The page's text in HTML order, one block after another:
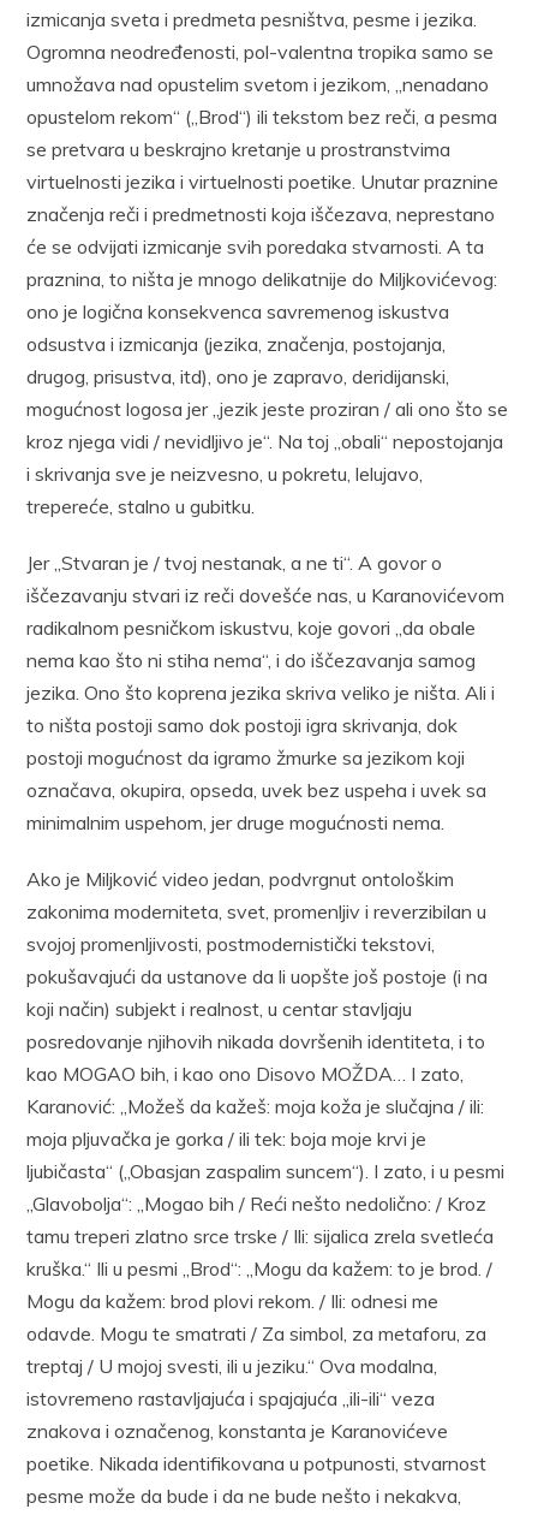
izmicanja sveta i predmeta pesništva, pesme i jezika.
Ogromna neodređenosti, pol-valentna tropika samo se
umnožava nad opustelim svetom i jezikom, „nenadano
opustelom rekom“ („Brod“) ili tekstom bez reči, a pesma
se pretvara u beskrajno kretanje u prostranstvima
virtuelnosti jezika i virtuelnosti poetike. Unutar praznine
značenja reči i predmetnosti koja iščezava, neprestano
će se odvijati izmicanje svih poredaka stvarnosti. A ta
praznina, to ništa je mnogo delikatnije do Miljkovićevog:
ono je logična konsekvenca savremenog iskustva
odsustva i izmicanja (jezika, značenja, postojanja,
drugog, prisustva, itd), ono je zapravo, deridijanski,
mogućnost logosa jer „jezik jeste proziran / ali ono što se
kroz njega vidi / nevidljivo je“. Na toj „obali“ nepostojanja
i skrivanja sve je neizvesno, u pokretu, lelujavo,
trepereće, stalno u gubitku.
Jer „Stvaran je / tvoj nestanak, a ne ti“. A govor o
iščezavanju stvari iz reči dovešće nas, u Karanovićevom
radikalnom pesničkom iskustvu, koje govori „da obale
nema kao što ni stiha nema“, i do iščezavanja samog
jezika. Ono što koprena jezika skriva veliko je ništa. Ali i
to ništa postoji samo dok postoji igra skrivanja, dok
postoji mogućnost da igramo žmurke sa jezikom koji
označava, okupira, opseda, uvek bez uspeha i uvek sa
minimalnim uspehom, jer druge mogućnosti nema.
Ako je Miljković video jedan, podvrgnut ontološkim
zakonima moderniteta, svet, promenljiv i reverzibilan u
svojoj promenljivosti, postmodernistički tekstovi,
pokušavajući da ustanove da li uopšte još postoje (i na
koji način) subjekt i realnost, u centar stavljaju
posredovanje njihovih nikada dovršenih identiteta, i to
kao MOGAO bih, i kao ono Disovo MOŽDA… I zato,
Karanović: „Možeš da kažeš: moja koža je slučajna / ili:
moja pljuvačka je gorka / ili tek: boja moje krvi je
ljubičasta“ („Obasjan zaspalim suncem“). I zato, i u pesmi
„Glavobolja“: „Mogao bih / Reći nešto nedolično: / Kroz
tamu treperi zlatno srce trske / Ili: sijalica zrela svetleća
kruška.“ Ili u pesmi „Brod“: „Mogu da kažem: to je brod. /
Mogu da kažem: brod plovi rekom. / Ili: odnesi me
odavde. Mogu te smatrati / Za simbol, za metaforu, za
treptaj / U mojoj svesti, ili u jeziku.“ Ova modalna,
istovremeno rastavljajuća i spajajuća „ili-ili“ veza
znakova i označenog, konstanta je Karanovićeve
poetike. Nikada identifikovana u potpunosti, stvarnost
pesme može da bude i da ne bude nešto i nekakva,